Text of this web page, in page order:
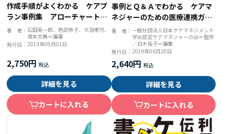
作成手順がよくわかる ケアプ
ラン事例集 アローチャートで
見えるアセスメントの思考過程
著 者： 石田英一郎、色部恭子、大羽孝児、
坂本文典＝編著
発行日：2019年09月01日
2,750円
詳細を見る
カートに入れる
事例とＱ＆Ａでわかる ケアマ
ネジャーのための医療連携ガイ
ド
著 者： 一般社団法人日本ケアマネジメント
学会認定ケアマネジャーの会＝監修
／白木裕子＝編集
発行日： 2019年06月20日
2,640円
詳細を見る
カートに入れる